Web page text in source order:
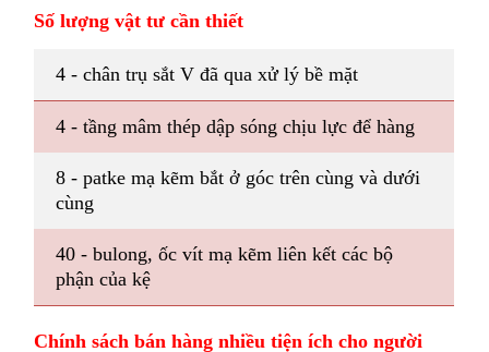
Số lượng vật tư cần thiết
4 - chân trụ sắt V đã qua xử lý bề mặt
4 - tầng mâm thép dập sóng chịu lực để hàng
8 - patke mạ kẽm bắt ở góc trên cùng và dưới
cùng
40 - bulong, ốc vít mạ kẽm liên kết các bộ
phận của kệ
Chính sách bán hàng nhiều tiện ích cho người